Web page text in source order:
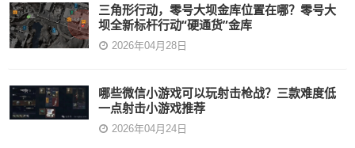
三角形行动，零号大坝金库位置在哪？零号大
坝全新标杆行动“硬通货”金库
2026年04月28日
哪些微信小游戏可以玩射击枪战？三款难度低
一点射击小游戏推荐
2026年04月24日